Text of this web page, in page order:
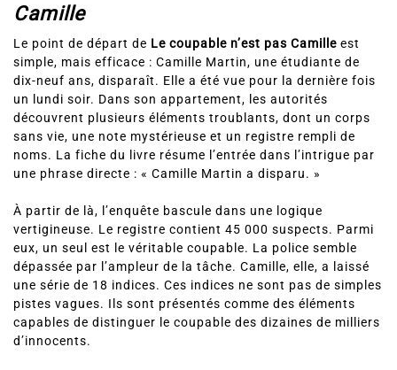
Camille
Le point de départ de Le coupable n’est pas Camille est
simple, mais efficace : Camille Martin, une étudiante de
dix-neuf ans, disparaît. Elle a été vue pour la dernière fois
un lundi soir. Dans son appartement, les autorités
découvrent plusieurs éléments troublants, dont un corps
sans vie, une note mystérieuse et un registre rempli de
noms. La fiche du livre résume l’entrée dans l’intrigue par
une phrase directe : « Camille Martin a disparu. »
À partir de là, l’enquête bascule dans une logique
vertigineuse. Le registre contient 45 000 suspects. Parmi
eux, un seul est le véritable coupable. La police semble
dépassée par l’ampleur de la tâche. Camille, elle, a laissé
une série de 18 indices. Ces indices ne sont pas de simples
pistes vagues. Ils sont présentés comme des éléments
capables de distinguer le coupable des dizaines de milliers
d’innocents.